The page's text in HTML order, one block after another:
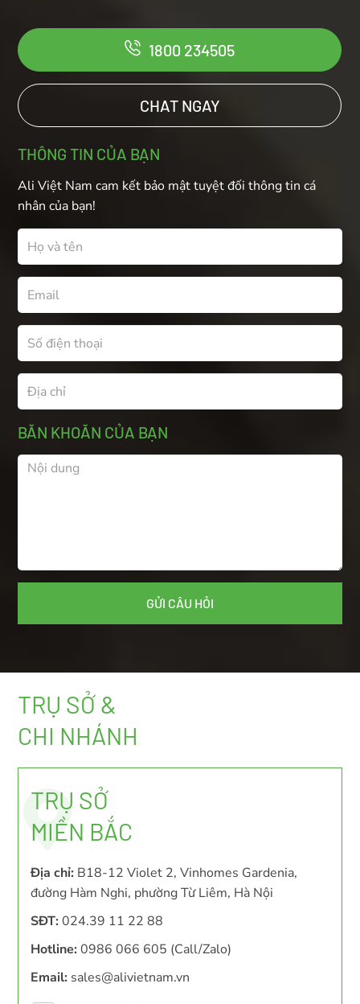
1800 234505
CHAT NGAY
THÔNG TIN CỦA BẠN
Ali Việt Nam cam kết bảo mật tuyệt đối thông tin cá
nhân của bạn!
BĂN KHOĂN CỦA BẠN
TRỤ SỞ &
CHI NHÁNH
TRỤ SỞ
MIỀN BẮC
Địa chỉ: B18-12 Violet 2, Vinhomes Gardenia,
đường Hàm Nghi, phường Từ Liêm, Hà Nội
SĐT: 024.39 11 22 88
Hotline: 0986 066 605 (Call/Zalo)
Email: sales@alivietnam.vn